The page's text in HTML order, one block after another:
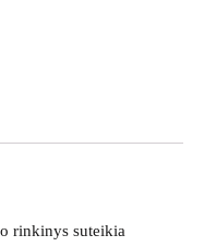
rinkinys suteikia